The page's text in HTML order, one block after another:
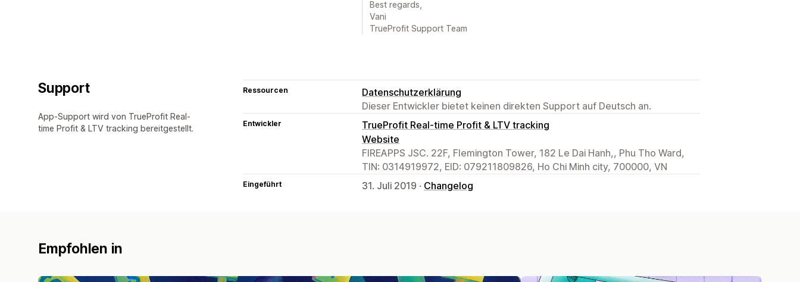
Best regards,
Vani
TrueProfit Support Team
Support
App-Support wird von TrueProfit Real-
time Profit & LTV tracking bereitgestellt.
Ressourcen
Datenschutzerklärung
Dieser Entwickler bietet keinen direkten Support auf Deutsch an.
Entwickler
TrueProfit Real-time Profit & LTV tracking
Website
FIREAPPS JSC. 22F, Flemington Tower, 182 Le Dai Hanh,, Phu Tho Ward,
TIN: 0314919972, EID: 079211809826, Ho Chi Minh city, 700000, VN
Eingeführt 31. Juli 2019 · Changelog
Empfohlen in